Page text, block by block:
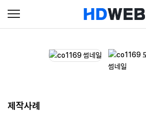
제작사례